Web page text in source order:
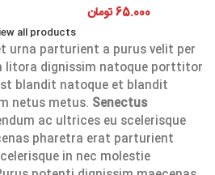
65.000تومان
all products
urna parturient a purus velit per
litora dignissim natoque porttitor
blandit natoque et blandit
netus metus. Senectus
ac ultrices eu scelerisque
pharetra erat parturient
in nec molestie